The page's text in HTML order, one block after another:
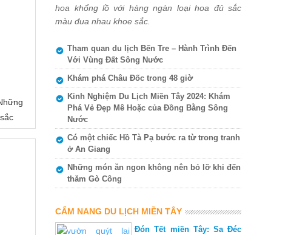
hoa khổng lồ với hàng ngàn loại hoa đủ sắc
màu đua nhau khoe sắc.
Tham quan du lịch Bến Tre – Hành Trình Đến
Với Vùng Đất Sông Nước
Khám phá Châu Đốc trong 48 giờ
Kinh Nghiệm Du Lịch Miền Tây 2024: Khám
Phá Vẻ Đẹp Mê Hoặc của Đồng Bằng Sông
Nước
Có một chiếc Hồ Tà Pạ bước ra từ trong tranh
ở An Giang
Những món ăn ngon không nên bỏ lỡ khi đến
thăm Gò Công
CẨM NANG DU LỊCH MIỀN TÂY
Đón Tết miền Tây: Sa Đéc